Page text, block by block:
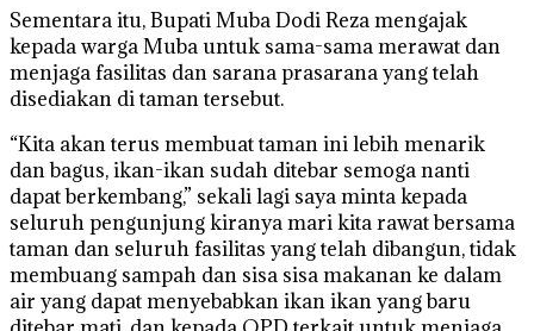
Sementara itu, Bupati Muba Dodi Reza mengajak
kepada warga Muba untuk sama-sama merawat dan
menjaga fasilitas dan sarana prasarana yang telah
disediakan di taman tersebut.
“Kita akan terus membuat taman ini lebih menarik
dan bagus, ikan-ikan sudah ditebar semoga nanti
dapat berkembang,” sekali lagi saya minta kepada
seluruh pengunjung kiranya mari kita rawat bersama
taman dan seluruh fasilitas yang telah dibangun, tidak
membuang sampah dan sisa sisa makanan ke dalam
air yang dapat menyebabkan ikan ikan yang baru